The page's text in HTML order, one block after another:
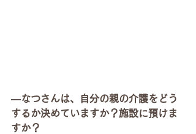
―なつさんは、自分の親の介護をどう
するか決めていますか？施設に預けま
すか？